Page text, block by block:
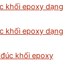
khối epoxy dạng
khối epoxy dạng
khối epoxy